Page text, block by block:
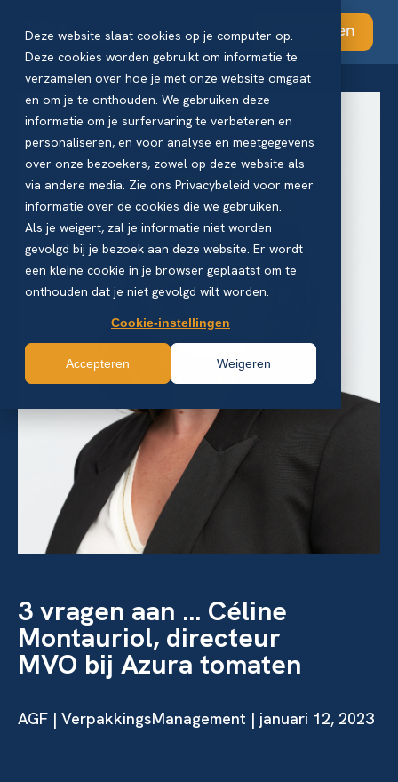
Deze website slaat cookies op je computer op.
Deze cookies worden gebruikt om informatie te
verzamelen over hoe je met onze website omgaat
en om je te onthouden. We gebruiken deze
informatie om je surfervaring te verbeteren en
personaliseren, en voor analyse en meetgegevens
over onze bezoekers, zowel op deze website als
via andere media. Zie ons Privacybeleid voor meer
informatie over de cookies die we gebruiken.
Als je weigert, zal je informatie niet worden
gevolgd bij je bezoek aan deze website. Er wordt
een kleine cookie in je browser geplaatst om te
onthouden dat je niet gevolgd wilt worden.
Cookie-instellingen
Accepteren Weigeren
Abonneren
3 vragen aan … Céline
Montauriol, directeur
MVO bij Azura tomaten
AGF | VerpakkingsManagement | januari 12, 2023